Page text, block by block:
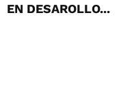
EN DESAROLLO...